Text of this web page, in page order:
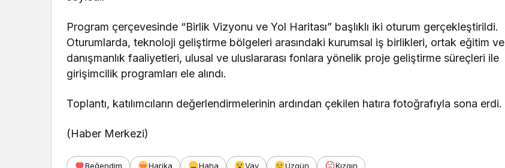
Program çerçevesinde “Birlik Vizyonu ve Yol Haritası” başlıklı iki oturum gerçekleştirildi.
Oturumlarda, teknoloji geliştirme bölgeleri arasındaki kurumsal iş birlikleri, ortak eğitim ve
danışmanlık faaliyetleri, ulusal ve uluslararası fonlara yönelik proje geliştirme süreçleri ile
girişimcilik programları ele alındı.
Toplantı, katılımcıların değerlendirmelerinin ardından çekilen hatıra fotoğrafıyla sona erdi.
(Haber Merkezi)
Beğendim Harika Haha Vay Üzgün Kızgın